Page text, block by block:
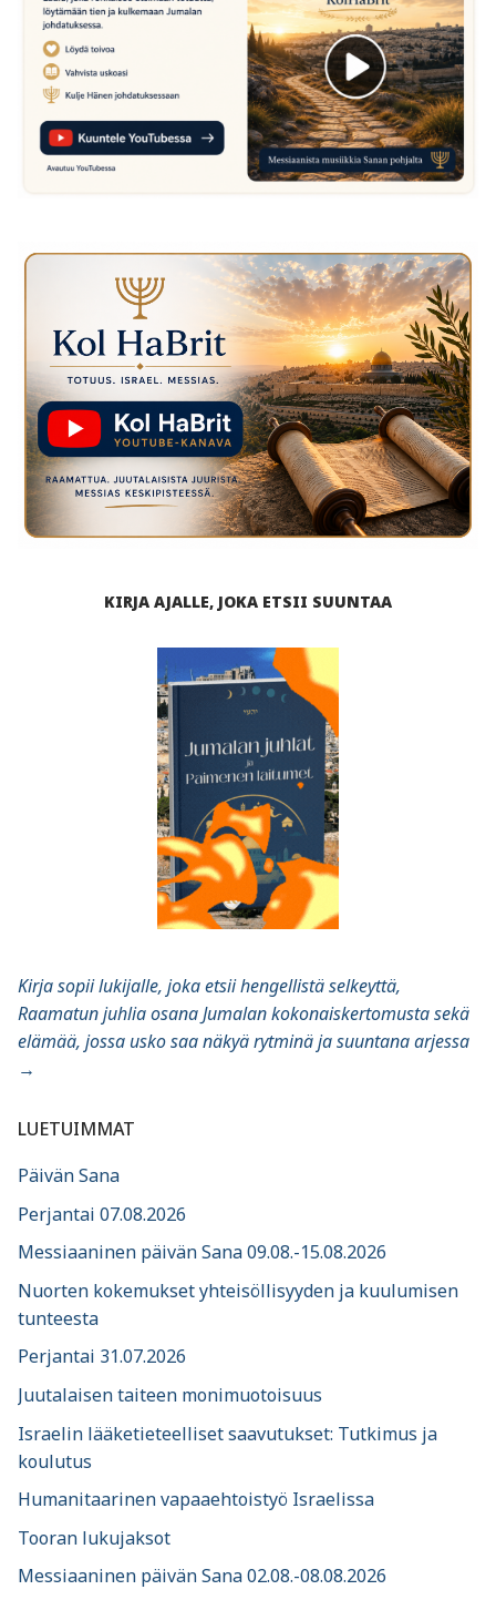
KIRJA AJALLE, JOKA ETSII SUUNTAA
Kirja sopii lukijalle, joka etsii hengellistä selkeyttä,
Raamatun juhlia osana Jumalan kokonaiskertomusta sekä
elämää, jossa usko saa näkyä rytminä ja suuntana arjessa
→
LUETUIMMAT
Päivän Sana
Perjantai 07.08.2026
Messiaaninen päivän Sana 09.08.-15.08.2026
Nuorten kokemukset yhteisöllisyyden ja kuulumisen
tunteesta
Perjantai 31.07.2026
Juutalaisen taiteen monimuotoisuus
Israelin lääketieteelliset saavutukset: Tutkimus ja
koulutus
Humanitaarinen vapaaehtoistyö Israelissa
Tooran lukujaksot
Messiaaninen päivän Sana 02.08.-08.08.2026